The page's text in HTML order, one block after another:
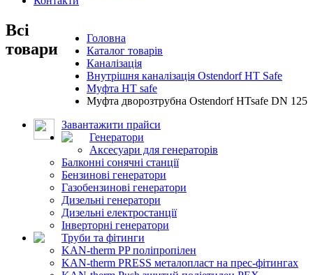
Головна
Каталог товарів
Каналізація
Внутрішня каналізація Ostendorf HT Safe
Муфта HT safe
Муфта дворозтрубна Ostendorf HTsafe DN 125
Всі
товари
Завантажити прайси
Генератори
Аксесуари для генераторів
Балконні сонячні станції
Бензинові генератори
Газобензинові генератори
Дизельні генератори
Дизельні електростанції
Інверторні генератори
Труби та фітинги
KAN-therm PP поліпропілен
KAN-therm PRESS металопласт на прес-фітингах